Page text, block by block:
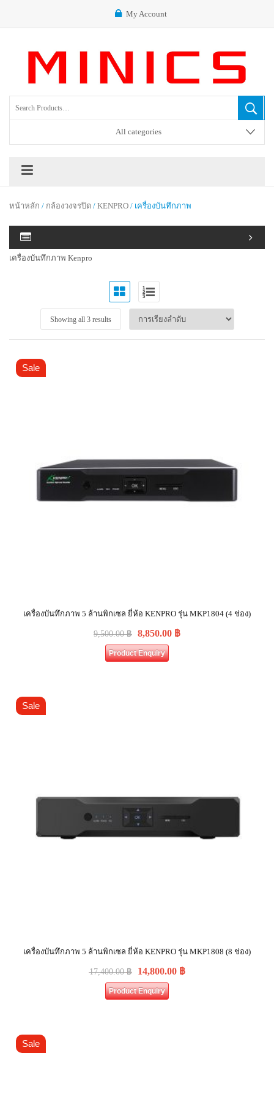
My Account
All categories
หน้าหลัก / กล้องวงจรปิด / KENPRO / เครื่องบันทึกภาพ
เครื่องบันทึกภาพ Kenpro
Showing all 3 results
Sale
เครื่องบันทึกภาพ 5 ล้านพิกเซล ยี่ห้อ KENPRO รุ่น MKP1804 (4 ช่อง)
9,500.00฿ 8,850.00 ฿
Product Enquiry
Sale
เครื่องบันทึกภาพ 5 ล้านพิกเซล ยี่ห้อ KENPRO รุ่น MKP1808 (8 ช่อง)
17,400.00฿ 14,800.00 ฿
Product Enquiry
Sale